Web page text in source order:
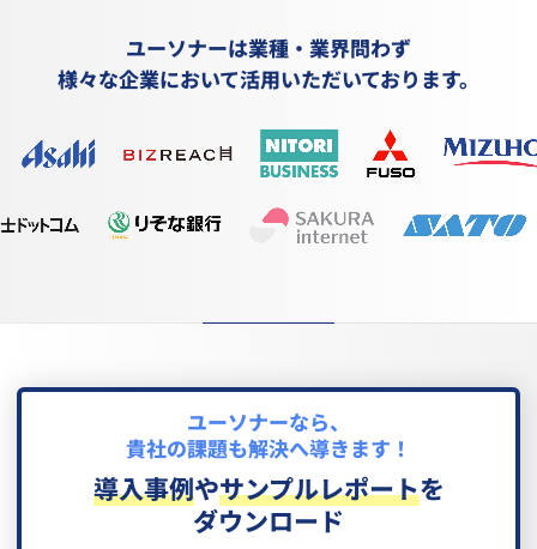
ユーソナーは業種・業界問わず
様々な企業において活用いただいております。
ユーソナーなら、
貴社の課題も解決へ導きます！
導入事例やサンプルレポートを
ダウンロード